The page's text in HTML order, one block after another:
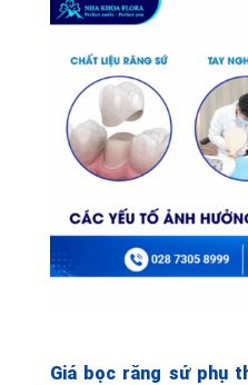
Giá bọc răng sứ phụ